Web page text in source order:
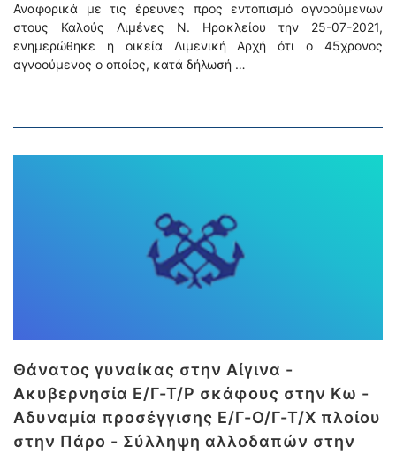
Αναφορικά με τις έρευνες προς εντοπισμό αγνοούμενων
στους Καλούς Λιμένες Ν. Ηρακλείου την 25-07-2021,
ενημερώθηκε η οικεία Λιμενική Αρχή ότι ο 45χρονος
αγνοούμενος ο οποίος, κατά δήλωσή …
Θάνατος γυναίκας στην Αίγινα -
Ακυβερνησία Ε/Γ-Τ/Ρ σκάφους στην Κω -
Αδυναμία προσέγγισης Ε/Γ-Ο/Γ-Τ/Χ πλοίου
στην Πάρο - Σύλληψη αλλοδαπών στην